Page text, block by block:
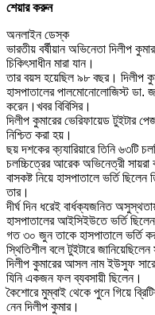
শেয়ার করুন
অনলাইন ডেস্ক
ভারতীয় বর্ষীয়ান অভিনেতা দিলীপ
চিকিৎসাধীন মারা যান।
তার বয়স হয়েছিল ৯৮ বছর। দিলীপ
হাসপাতালের পালমোনোলোজিস্ট ডা.
করেন।খবর বিবিসির।
দিলীপ কুমারের ভেরিফায়েড টুইটার
নিশ্চিত করা হয়।
ছয় দশকের ক্য্যারিয়ারে তিনি ৬৩টি
চলচ্চিত্রের আরেক অভিনেত্রী সায়রা
বাসকষ্ট নিয়ে হাসপাতালে ভর্তি
তার।
দীর্ঘ দিন ধরেই বার্ধক্যজনিত
হাসপাতালের আইসিইউতে ভর্তি
গত ৩০ জুন তাকে হাসপাতালে ভর্তি
স্থিতিশীল বলে টুইটারে জানিয়েছিলেন
দিলীপ কুমারের আসল নাম ইউসুফ
যিনি একজন ফল ব্যবসায়ী ছিলেন।
কৈশোরে মুম্বাই থেকে পুনে গিয়ে
নেন দিলীপ কুমার।